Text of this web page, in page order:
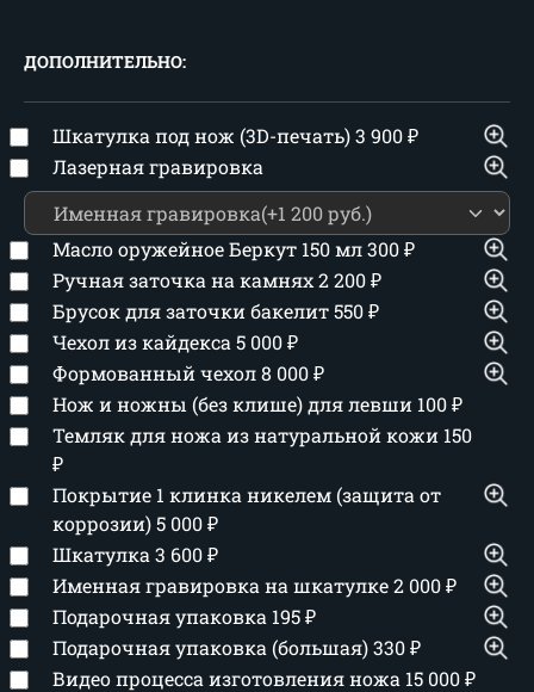
ДОПОЛНИТЕЛЬНО:
Шкатулка под нож (3D-печать)3 900₽
Лазерная гравировка
Масло оружейное Беркут 150 мл300₽
Ручная заточка на камнях2 200₽
Брусок для заточки бакелит550₽
Чехол из кайдекса 5 000₽
Формованный чехол8 000₽
Нож и ножны (без клише) для левши 100₽
Темляк для ножа из натуральной кожи 150
₽
Покрытие 1 клинка никелем (защита от
коррозии)5 000₽
Шкатулка 3 600₽
Именная гравировка на шкатулке2 000₽
Подарочная упаковка 195₽
Подарочная упаковка (большая)330₽
Видео процесса изготовления ножа 15 000₽